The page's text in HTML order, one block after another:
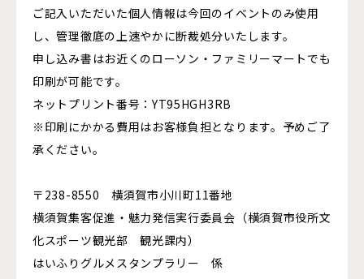
ご記入いただいた個人情報は今回のイベントのみ使用
し、管理徹底の上速やかに断裁処分いたします。
申し込み書はお近くのローソン・ファミリーマートでも
印刷が可能です。
ネットプリント番号：YT95HGH3RB
※印刷にかかる費用はお客様負担となります。予めご了
承ください。
〒238-8550 横須賀市小川町11番地
横須賀集客促進・魅力発信実行委員会（横須賀市役所文
化スポーツ観光部 観光課内）
はいふりグルメスタンプラリー 係